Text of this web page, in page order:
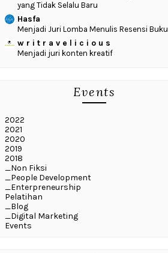
yang Tidak Selalu Baru
Hasfa
Menjadi Juri Lomba Menulis Resensi Buku
w r i t r a v e l i c i o u s
Menjadi juri konten kreatif
Events
2022
2021
2020
2019
2018
_Non Fiksi
_People Development
_Enterpreneurship
Pelatihan
_Blog
_Digital Marketing
Events